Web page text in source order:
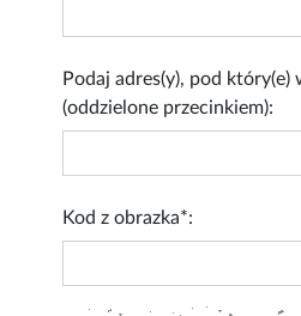
Podaj adres(y), pod który(e)
(oddzielone przecinkiem):
Kod z obrazka*: